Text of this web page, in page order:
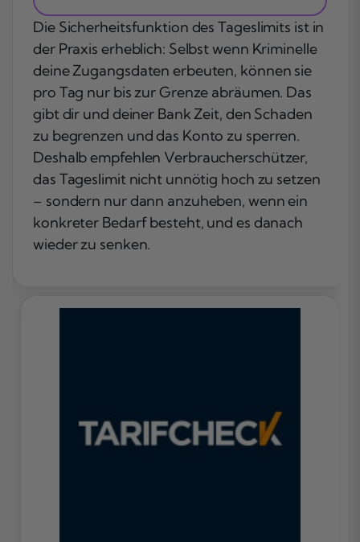
Die Sicherheitsfunktion des Tageslimits ist in
der Praxis erheblich: Selbst wenn Kriminelle
deine Zugangsdaten erbeuten, können sie
pro Tag nur bis zur Grenze abräumen. Das
gibt dir und deiner Bank Zeit, den Schaden
zu begrenzen und das Konto zu sperren.
Deshalb empfehlen Verbraucherschützer,
das Tageslimit nicht unnötig hoch zu setzen
– sondern nur dann anzuheben, wenn ein
konkreter Bedarf besteht, und es danach
wieder zu senken.